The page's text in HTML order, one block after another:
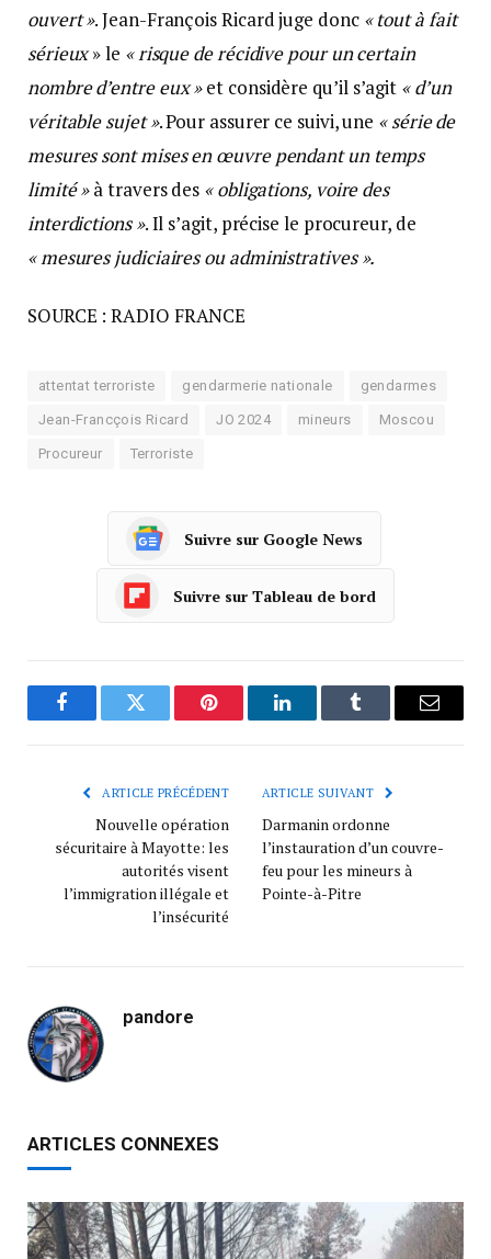
ouvert ». Jean-François Ricard juge donc« tout à fait
sérieux» le « risque de récidive pour un certain
nombre d’entre eux »et considère qu’il s’agit « d’un
véritable sujet ». Pour assurer ce suivi, une « série de
mesures sont mises en œuvre pendant un temps
limité »à travers des « obligations, voire des
interdictions ». Il s’agit, précise le procureur, de
« mesures judiciaires ou administratives ».
SOURCE : RADIO FRANCE
attentat terroriste gendarmerie nationale gendarmes
Jean-Francçois Ricard JO 2024 mineurs Moscou
Procureur Terroriste
Suivre sur Google News
Suivre sur Tableau de bord
FacebookTwitter Pinterest LinkedInTumblr
ARTICLE PRÉCÉDENT
Nouvelle opération
sécuritaire à Mayotte: les
autorités visent
l’immigration illégale et
l’insécurité
ARTICLE SUIVANT
Darmanin ordonne
l’instauration d’un couvre-
feu pour les mineurs à
Pointe-à-Pitre
pandore
ARTICLES CONNEXES